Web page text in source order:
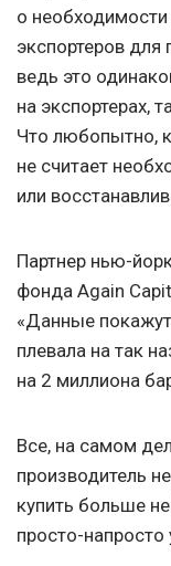
о
экспортеров
ведь это
на экспортерах,
Что любопытно,
не считает
или
Партнер нью-
фонда Again
«Данные
плевала на так
на 2 миллиона
Все, на самом
производитель
купить больше
просто-напросто